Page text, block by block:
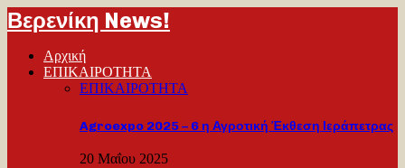
Βερενίκη News!
Αρχική
ΕΠΙΚΑΙΡΟΤΗΤΑ
ΕΠΙΚΑΙΡΟΤΗΤΑ
Agroexpo 2025 – 6 η Αγροτική Έκθεση Ιεράπετρας
20 Μαΐου 2025